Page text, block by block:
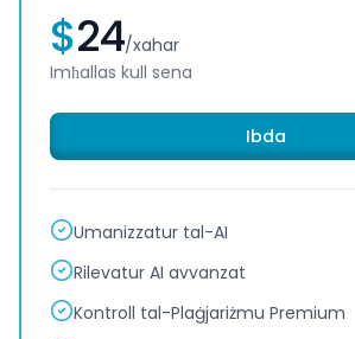
$24/xahar
Imħallas kull sena
Ibda
Umanizzatur tal-AI
Rilevatur AI avvanzat
Kontroll tal-Plaġjariżmu Premium